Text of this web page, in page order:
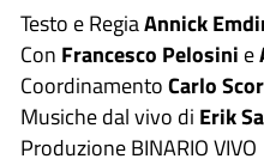
Testo e RegiaAnnick
Con Francesco Pelosini e
CoordinamentoCarlo
Musiche dal vivo di Erik
Produzione BINARIO VIVO